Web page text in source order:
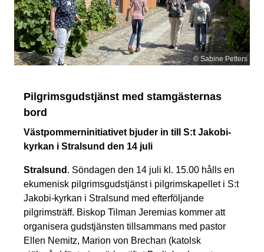
© Sabine Petters
Pilgrimsgudstjänst med stamgästernas
bord
Västpommerninitiativet bjuder in till S:t Jakobi-
kyrkan i Stralsund den 14 juli
Stralsund . Söndagen den 14 juli kl. 15.00 hålls en
ekumenisk pilgrimsgudstjänst i pilgrimskapellet i S:t
Jakobi-kyrkan i Stralsund med efterföljande
pilgrimsträff. Biskop Tilman Jeremias kommer att
organisera gudstjänsten tillsammans med pastor
Ellen Nemitz, Marion von Brechan (katolsk